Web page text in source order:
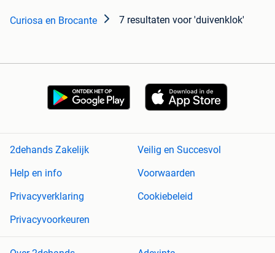
Curiosa en Brocante 7 resultaten voor 'duivenklok'
2dehands Zakelijk
Veilig en Succesvol
Help en info
Voorwaarden
Privacyverklaring
Cookiebeleid
Privacyvoorkeuren